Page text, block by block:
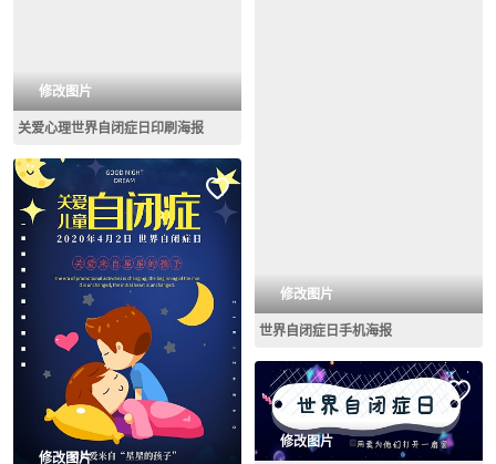
修改图片
关爱心理世界自闭症日印刷海报
修改图片
修改图片
世界自闭症日手机海报
修改图片